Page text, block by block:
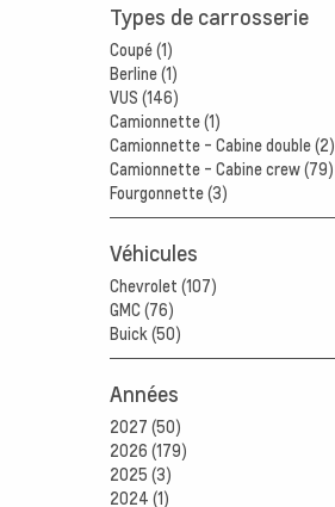
Types de carrosserie
Coupé (1)
Berline (1)
VUS (146)
Camionnette (1)
Camionnette - Cabine double (2)
Camionnette - Cabine crew (79)
Fourgonnette (3)
Véhicules
Chevrolet (107)
GMC (76)
Buick (50)
Années
2027 (50)
2026 (179)
2025 (3)
2024 (1)